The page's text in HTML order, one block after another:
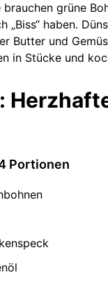
grüne
„Biss“ haben.
Butter und
in Stücke und
Portionen